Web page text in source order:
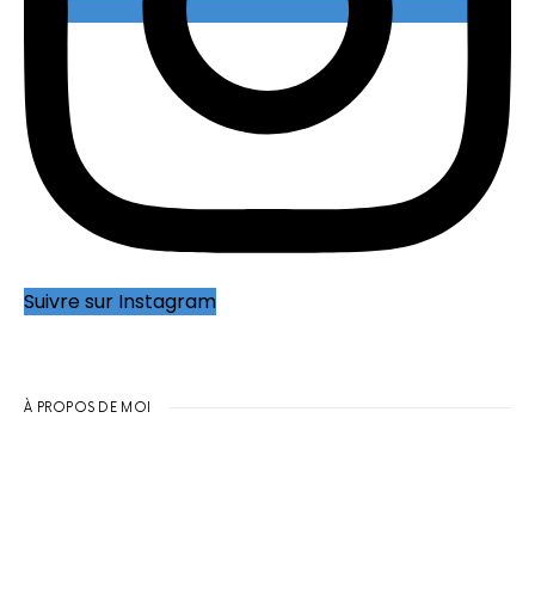
Suivre sur Instagram
À PROPOS DE MOI